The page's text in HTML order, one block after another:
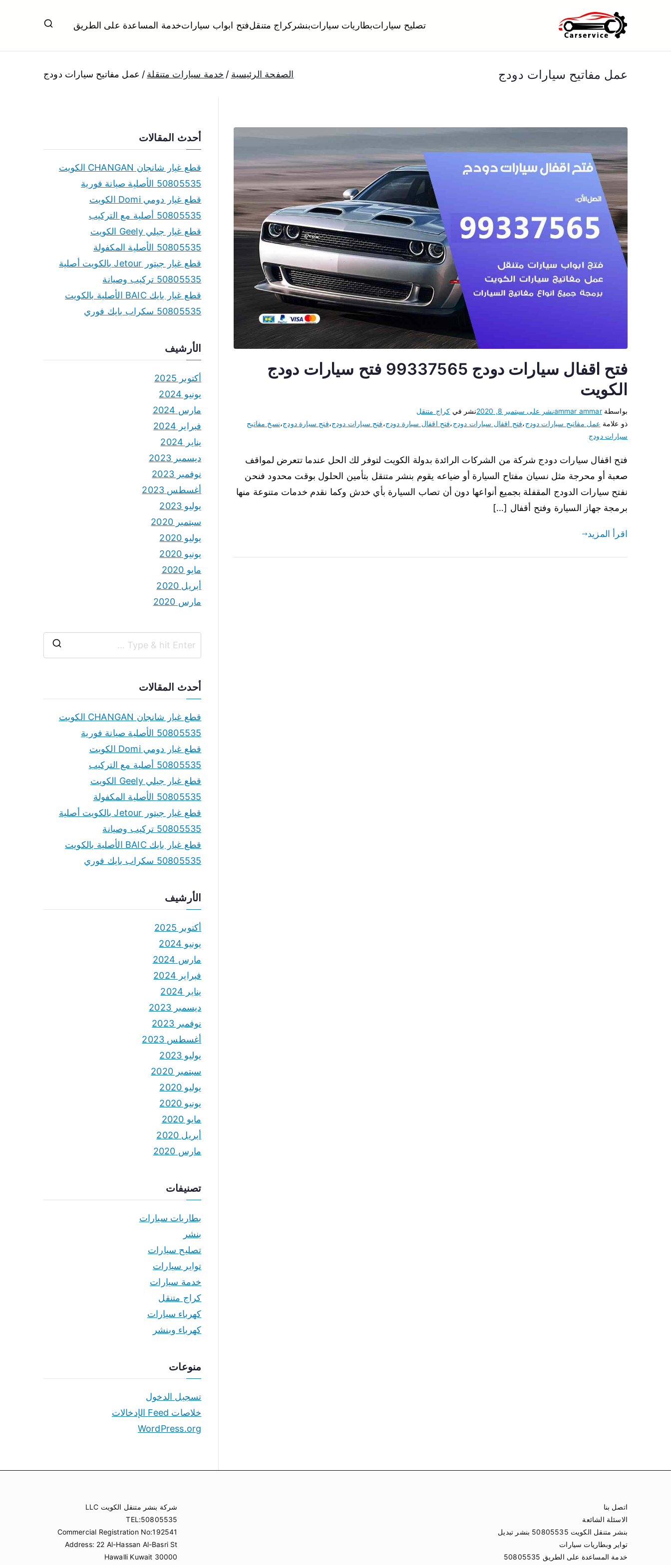
بنشر متنقل الكويت
بنشر متنقل الكويت كهرباء وبنشر تبديل تواير تواير اطارات عجلات تصليح وصيانة سيارات امام المنزل تبديل بطاريات بارخص الاسعار
تصليح سياراتبطاريات سياراتبنشر كراج متنقلفتح ابواب سياراتخدمة المساعدة على الطريق
عمل مفاتيح سيارات دودج الصفحة الرئيسية خدمة سيارات متنقلة عمل مفاتيح سيارات دودج
فتح اقفال سيارات دودج 99337565 فتح سيارات دودج
الكويت
بواسطةammar ammarنشر على سبتمبر 8, 2020 نشر في كراج متنقل
ذو علامة عمل مفاتيح سيارات دودج،فتح اقفال سيارات دودج،فتح اقفال سيارة دودج،فتح سيارات دودج،فتح سيارة دودج،نسخ مفاتيح
سيارات دودج
فتح اقفال سيارات دودج شركة من الشركات الرائدة بدولة الكويت لتوفر لك الحل عندما تتعرض لمواقف
صعبة أو محرجة مثل نسيان مفتاح السيارة أو ضياعه يقوم بنشر متنقل بتأمين الحلول بوقت محدود فنحن
نفتح سيارات الدودج المقفلة بجميع أنواعها دون أن تصاب السيارة بأي خدش وكما نقدم خدمات متنوعة منها
برمجة جهاز السيارة وفتح أقفال […]
اقرأ المزيد
أحدث المقالات
قطع غيار شانجان CHANGAN الكويت
50805535 الأصلية صيانة فورية
قطع غيار دومي Domi الكويت
50805535 أصلية مع التركيب
قطع غيار جيلي Geely الكويت
50805535 الأصلية المكفولة
قطع غيار جيتور Jetour بالكويت أصلية
50805535 تركيب وصيانة
قطع غيار بايك BAIC الأصلية بالكويت
50805535 سكراب بايك فوري
الأرشيف
أكتوبر 2025
يونيو 2024
مارس 2024
فبراير 2024
يناير 2024
ديسمبر 2023
نوفمبر 2023
أغسطس 2023
يوليو 2023
سبتمبر 2020
يوليو 2020
يونيو 2020
مايو 2020
أبريل 2020
مارس 2020
r
أحدث المقالات
قطع غيار شانجان CHANGAN الكويت
50805535 الأصلية صيانة فورية
قطع غيار دومي Domi الكويت
50805535 أصلية مع التركيب
قطع غيار جيلي Geely الكويت
50805535 الأصلية المكفولة
قطع غيار جيتور Jetour بالكويت أصلية
50805535 تركيب وصيانة
قطع غيار بايك BAIC الأصلية بالكويت
50805535 سكراب بايك فوري
الأرشيف
أكتوبر 2025
يونيو 2024
مارس 2024
فبراير 2024
يناير 2024
ديسمبر 2023
نوفمبر 2023
أغسطس 2023
يوليو 2023
سبتمبر 2020
يوليو 2020
يونيو 2020
مايو 2020
أبريل 2020
مارس 2020
تصنيفات
بطاريات سيارات
بنشر
تصليح سيارات
تواير سيارات
خدمة سيارات
كراج متنقل
كهرباء سيارات
كهرباء وبنشر
منوعات
تسجيل الدخول
خلاصات Feed الإدخالات
WordPress.org
اتصل بنا
الاسئلة الشائعة
بنشر متنقل الكويت 50805535 بنشر تبديل
تواير وبطاريات سيارات
خدمة المساعدة على الطريق 50805535
شركة بنشر متنقل الكويت LLC
TEL:50805535
Commercial Registration No:192541
Address: 22 Al-Hassan Al-Basri St
Hawalli Kuwait 30000